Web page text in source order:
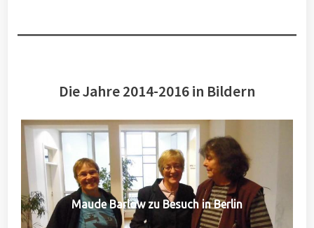
Die Jahre 2014-2016 in Bildern
Maude Barlow zu Besuch in Berlin